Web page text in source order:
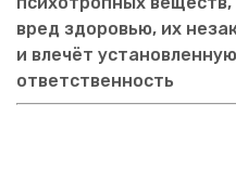
вред здоровью, их
и влечёт
ответственность